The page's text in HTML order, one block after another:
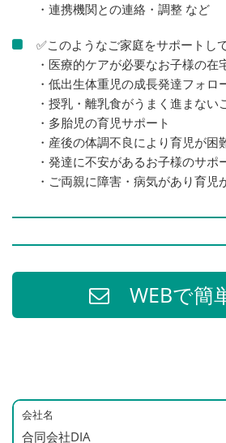
・連携機関との連絡・調整 など
✅このようなご家庭をサポートし
・医療的ケアが必要なお子様の在
・低出生体重児の成長発達フォロ
・授乳・離乳食がうまく進まない
・多胎児の育児サポート
・産後の体調不良により育児が困
・発達に不安があるお子様のサポ
・ご両親に障害・病気があり育児
WEBで簡
会社名
合同会社DIA